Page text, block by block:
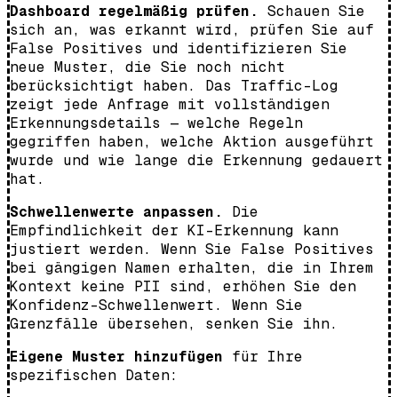
Dashboard regelmäßig prüfen.
Schauen Sie
sich an, was erkannt wird, prüfen Sie auf
False Positives und identifizieren Sie
neue Muster, die Sie noch nicht
berücksichtigt haben. Das Traffic-Log
zeigt jede Anfrage mit vollständigen
Erkennungsdetails — welche Regeln
gegriffen haben, welche Aktion ausgeführt
wurde und wie lange die Erkennung gedauert
hat.
Schwellenwerte anpassen.
Die
Empfindlichkeit der KI-Erkennung kann
justiert werden. Wenn Sie False Positives
bei gängigen Namen erhalten, die in Ihrem
Kontext keine PII sind, erhöhen Sie den
Konfidenz-Schwellenwert. Wenn Sie
Grenzfälle übersehen, senken Sie ihn.
Eigene Muster hinzufügen für Ihre
spezifischen Daten: